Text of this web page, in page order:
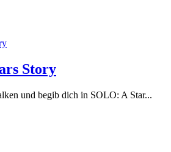
Story
und begib dich in SOLO: A Star...